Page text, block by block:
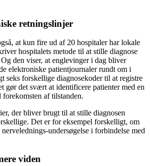
retningslinjer
at kun fire ud af 20 hospitaler har lokale
hospitalets metode til at stille diagnose
den viser, at englevinger i dag bliver
elektroniske patientjournaler rundt om i
seks forskellige diagnosekoder til at registre
gør det svært at identificere patienter med en
af tilstanden.
der bliver brugt til at stille diagnosen
Det er for eksempel forskelligt, om
undersøgelse i forbindelse med
viden